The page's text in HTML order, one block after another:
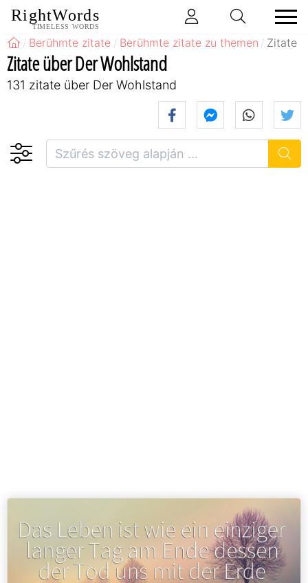
RightWords
TIMELESS WORDS
Berühmte zitate Berühmte zitate zu themen Zitate
Zitate über Der Wohlstand
131 zitate über Der Wohlstand